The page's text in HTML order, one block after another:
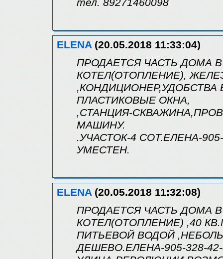
тел. 89271460098
ELENA(20.05.2018 11:33:04)
ПРОДАЕТСЯ ЧАСТЬ ДОМА
КОТЕЛ(ОТОПЛЕНИЕ),
,КОНДИЦИОНЕР,УДОБСТВА
ПЛАСТИКОВЫЕ ОКНА,
,СТАНЦИЯ-
МАШИНУ.
.УЧАСТОК-4 СОТ.ЕЛЕНА-
УМЕСТЕН.
ELENA(20.05.2018 11:32:08)
ПРОДАЕТСЯ ЧАСТЬ ДОМА
КОТЕЛ(ОТОПЛЕНИЕ) ,40
ПИТЬЕВОЙ ВОДОЙ
ДЕШЕВО.ЕЛЕНА-905-328-